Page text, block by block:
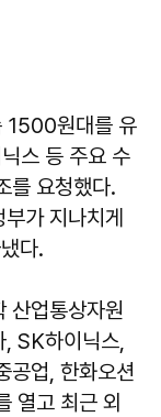
1500원대를 유
스 등 주요 수
를 요청했다.
가 지나치게
다.
산업통상자원
SK하이닉스,
공업, 한화오션
열고 최근 외